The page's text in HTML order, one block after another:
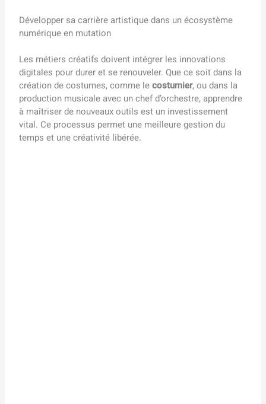
Développer sa carrière artistique dans un écosystème
numérique en mutation
Les métiers créatifs doivent intégrer les innovations
digitales pour durer et se renouveler. Que ce soit dans la
création de costumes, comme lecostumier, ou dans la
production musicale avec un chef d’orchestre, apprendre
à maîtriser de nouveaux outils est un investissement
vital. Ce processus permet une meilleure gestion du
temps et une créativité libérée.